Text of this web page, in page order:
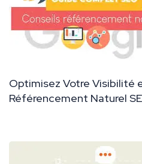
Optimisez Votre Visibilité
Référencement Naturel